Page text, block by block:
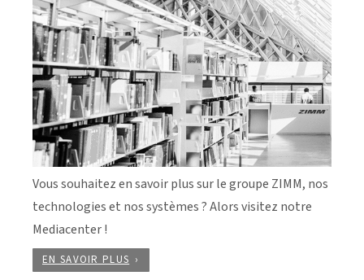
Vous souhaitez en savoir plus sur le groupe ZIMM, nos
technologies et nos systèmes ? Alors visitez notre
Mediacenter !
EN SAVOIR PLUS